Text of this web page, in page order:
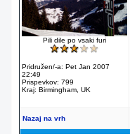
Pili dile po vsaki furi
Pridružen/-a: Pet Jan 2007
22:49
Prispevkov: 799
Kraj: Birmingham, UK
Nazaj na vrh